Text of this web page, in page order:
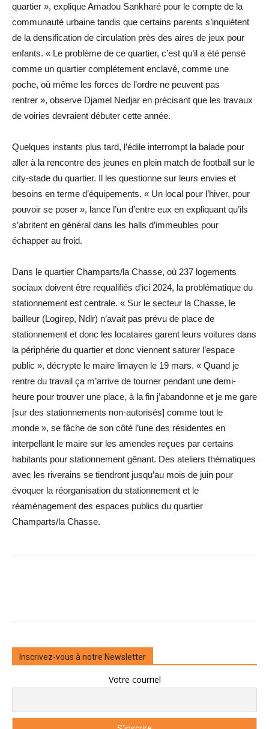
quartier », explique Amadou Sankharé pour le compte de la
communauté urbaine tandis que certains parents s’inquiètent
de la densification de circulation près des aires de jeux pour
enfants. « Le problème de ce quartier, c’est qu’il a été pensé
comme un quartier complétement enclavé, comme une
poche, où même les forces de l’ordre ne peuvent pas
rentrer », observe Djamel Nedjar en précisant que les travaux
de voiries devraient débuter cette année.
Quelques instants plus tard, l’édile interrompt la balade pour
aller à la rencontre des jeunes en plein match de football sur le
city-stade du quartier. Il les questionne sur leurs envies et
besoins en terme d’équipements. « Un local pour l’hiver, pour
pouvoir se poser », lance l’un d’entre eux en expliquant qu’ils
s’abritent en général dans les halls d’immeubles pour
échapper au froid.
Dans le quartier Champarts/la Chasse, où 237 logements
sociaux doivent être requalifiés d’ici 2024, la problématique du
stationnement est centrale. « Sur le secteur la Chasse, le
bailleur (Logirep, Ndlr) n’avait pas prévu de place de
stationnement et donc les locataires garent leurs voitures dans
la périphérie du quartier et donc viennent saturer l’espace
public », décrypte le maire limayen le 19 mars. « Quand je
rentre du travail ça m’arrive de tourner pendant une demi-
heure pour trouver une place, à la fin j’abandonne et je me gare
[sur des stationnements non-autorisés] comme tout le
monde », se fâche de son côté l’une des résidentes en
interpellant le maire sur les amendes reçues par certains
habitants pour stationnement gênant. Des ateliers thématiques
avec les riverains se tiendront jusqu’au mois de juin pour
évoquer la réorganisation du stationnement et le
réaménagement des espaces publics du quartier
Champarts/la Chasse.
Inscrivez-vous à notre Newsletter
Votre courriel